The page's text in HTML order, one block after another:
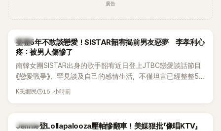
廣告
韓星
整整5年不敢談戀愛！SISTAR韶宥揭前男友惡夢 李孝利心
疼：被男人傷慘了
南韓女團SISTAR出身的歌手韶宥近日登上JTBC戀愛談話節目
《戀愛戰爭》，罕見談及自己的感情生活，不僅坦言已經整整5
年沒有談戀愛，更首度透露空窗至今的原因，全與上一段戀情
K氏鄉民 15 小時前
K-POP
Jennie登Lollapalooza壓軸慘翻車！美媒狠批「像唱KTV」